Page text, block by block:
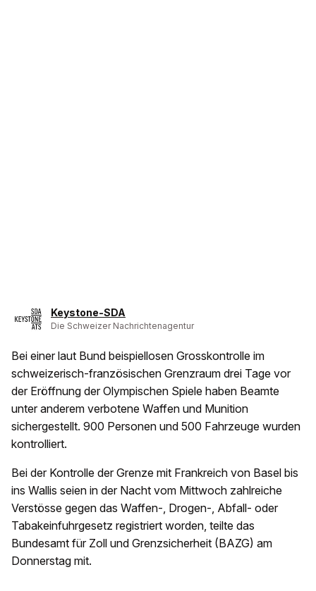
Keystone-SDA
Die Schweizer Nachrichtenagentur
Bei einer laut Bund beispiellosen Grosskontrolle im
schweizerisch-französischen Grenzraum drei Tage vor
der Eröffnung der Olympischen Spiele haben Beamte
unter anderem verbotene Waffen und Munition
sichergestellt. 900 Personen und 500 Fahrzeuge wurden
kontrolliert.
Bei der Kontrolle der Grenze mit Frankreich von Basel bis
ins Wallis seien in der Nacht vom Mittwoch zahlreiche
Verstösse gegen das Waffen-, Drogen-, Abfall- oder
Tabakeinfuhrgesetz registriert worden, teilte das
Bundesamt für Zoll und Grenzsicherheit (BAZG) am
Donnerstag mit.